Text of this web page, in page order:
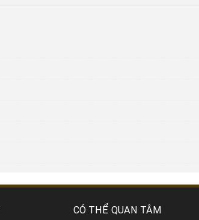
CÓ THỂ QUAN TÂM